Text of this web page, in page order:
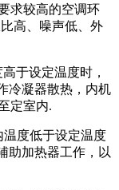
求较高的空调环
高、噪声低、外
于设定温度时，
冷凝器散热，内机
定室内.
度低于设定温度
助加热器工作，以